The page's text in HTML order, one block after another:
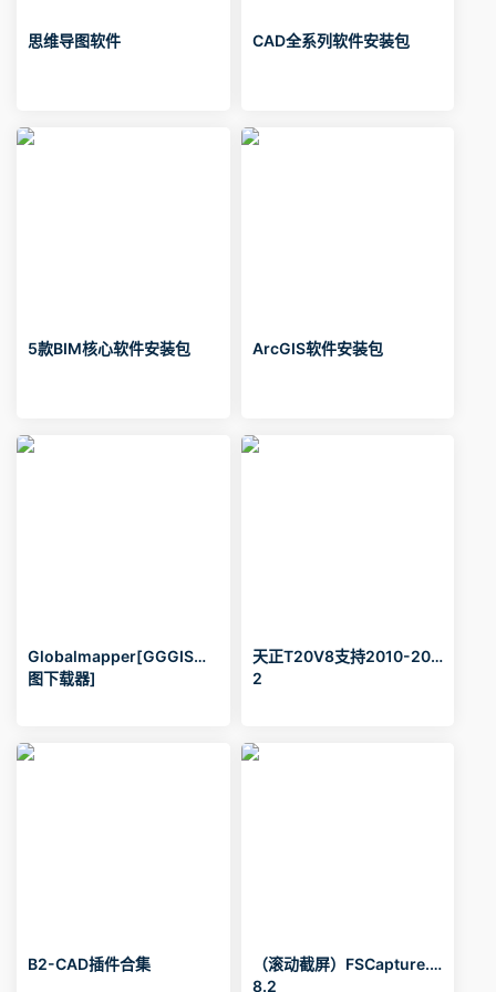
思维导图软件 CAD全系列软件安装包
5款BIM核心软件安装包 ArcGIS软件安装包
Globalmapper[GGGIS地
图下载器]
天正T20V8支持2010-202
2
B2-CAD插件合集
（滚动截屏）FSCapture.
8.2